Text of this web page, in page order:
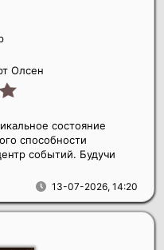
Олсен
13-07-2026, 14:20
состояние
способности
событий. Будучи